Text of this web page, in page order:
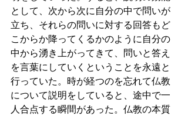
として、次から次に自分の中で問いが
立ち、それらの問いに対する回答もど
こからか降ってくるかのように自分の
中から湧き上がってきて、問いと答え
を言葉にしていくということを永遠と
行っていた。時が経つのを忘れて仏教
について説明をしていると、途中で一
人合点する瞬間があった。仏教の本質